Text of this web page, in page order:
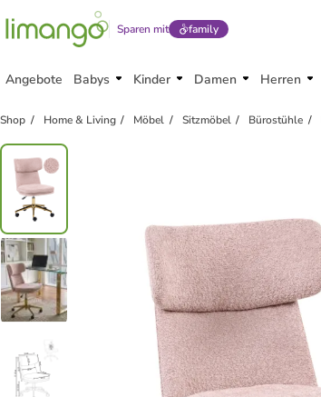
Sparen mit family
Angebote Babys Kinder Damen Herren
Shop Home & Living Möbel Sitzmöbel Bürostühle